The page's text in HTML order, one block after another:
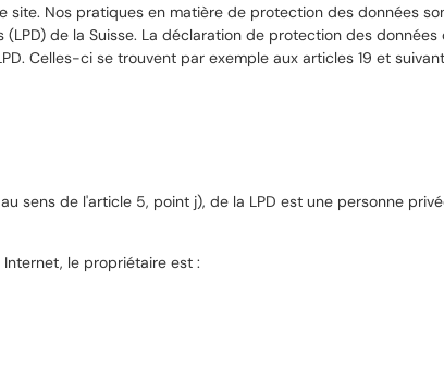
site. Nos pratiques en matière de protection des données
de la Suisse. La déclaration de protection des
Celles-ci se trouvent par exemple aux articles 19 et
sens de l'article 5, point j), de la LPD est une personne
le propriétaire est :